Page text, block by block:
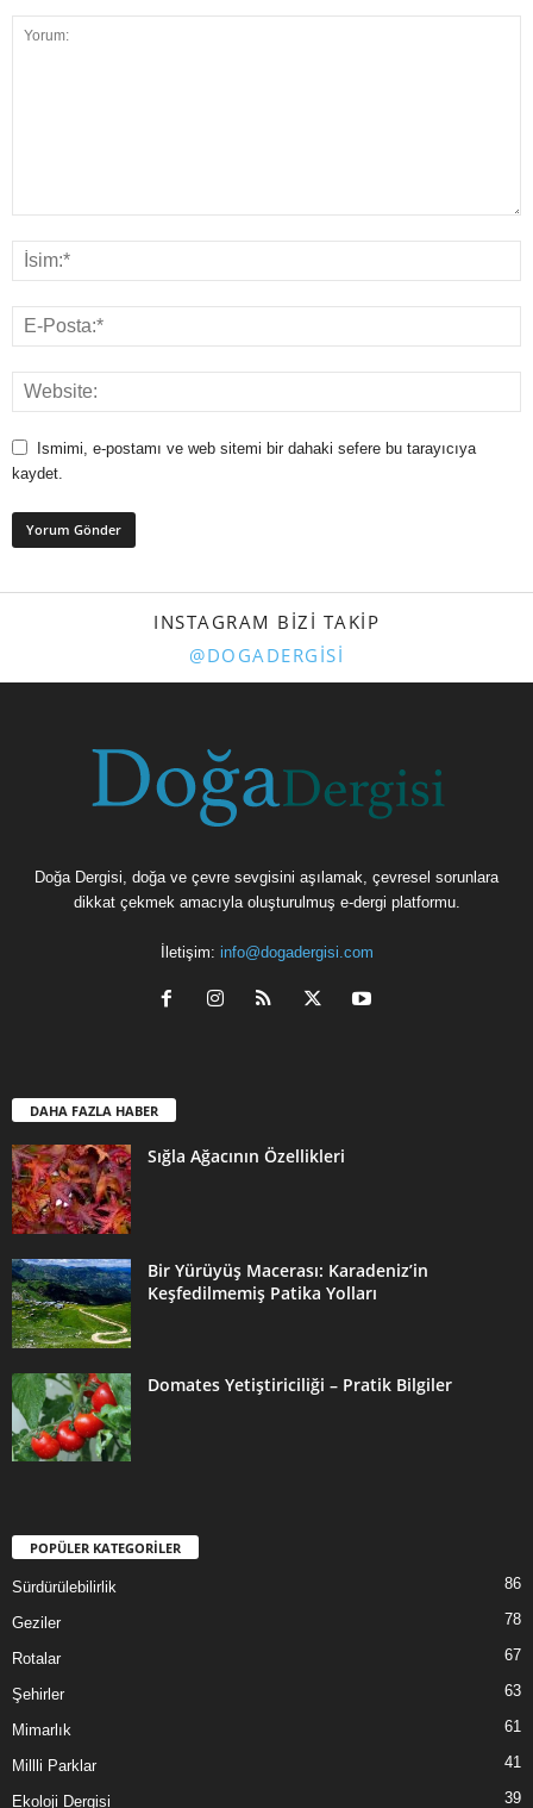
Ismimi, e-postamı ve web sitemi bir dahaki sefere bu tarayıcıya
kaydet.
INSTAGRAM BIZI TAKIP
@DOGADERGISI
Doğa Dergisi, doğa ve çevre sevgisini aşılamak, çevresel sorunlara
dikkat çekmek amacıyla oluşturulmuş e-dergi platformu.
İletişim: info@dogadergisi.com
DAHA FAZLA HABER
Sığla Ağacının Özellikleri
Bir Yürüyüş Macerası: Karadeniz’in
Keşfedilmemiş Patika Yolları
Domates Yetiştiriciliği – Pratik Bilgiler
POPÜLER KATEGORİLER
Sürdürülebilirlik 86
Geziler 78
Rotalar 67
Şehirler 63
Mimarlık 61
Millli Parklar 41
Ekoloji Dergisi 39